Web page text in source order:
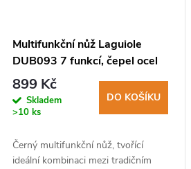
Multifunkční nůž Laguiole
DUB093 7 funkcí, čepel ocel
440, rukojeť stamina
899 Kč
Skladem
>10 ks
DO KOŠÍKU
Černý multifunkční nůž, tvořící
ideální kombinaci mezi tradičním